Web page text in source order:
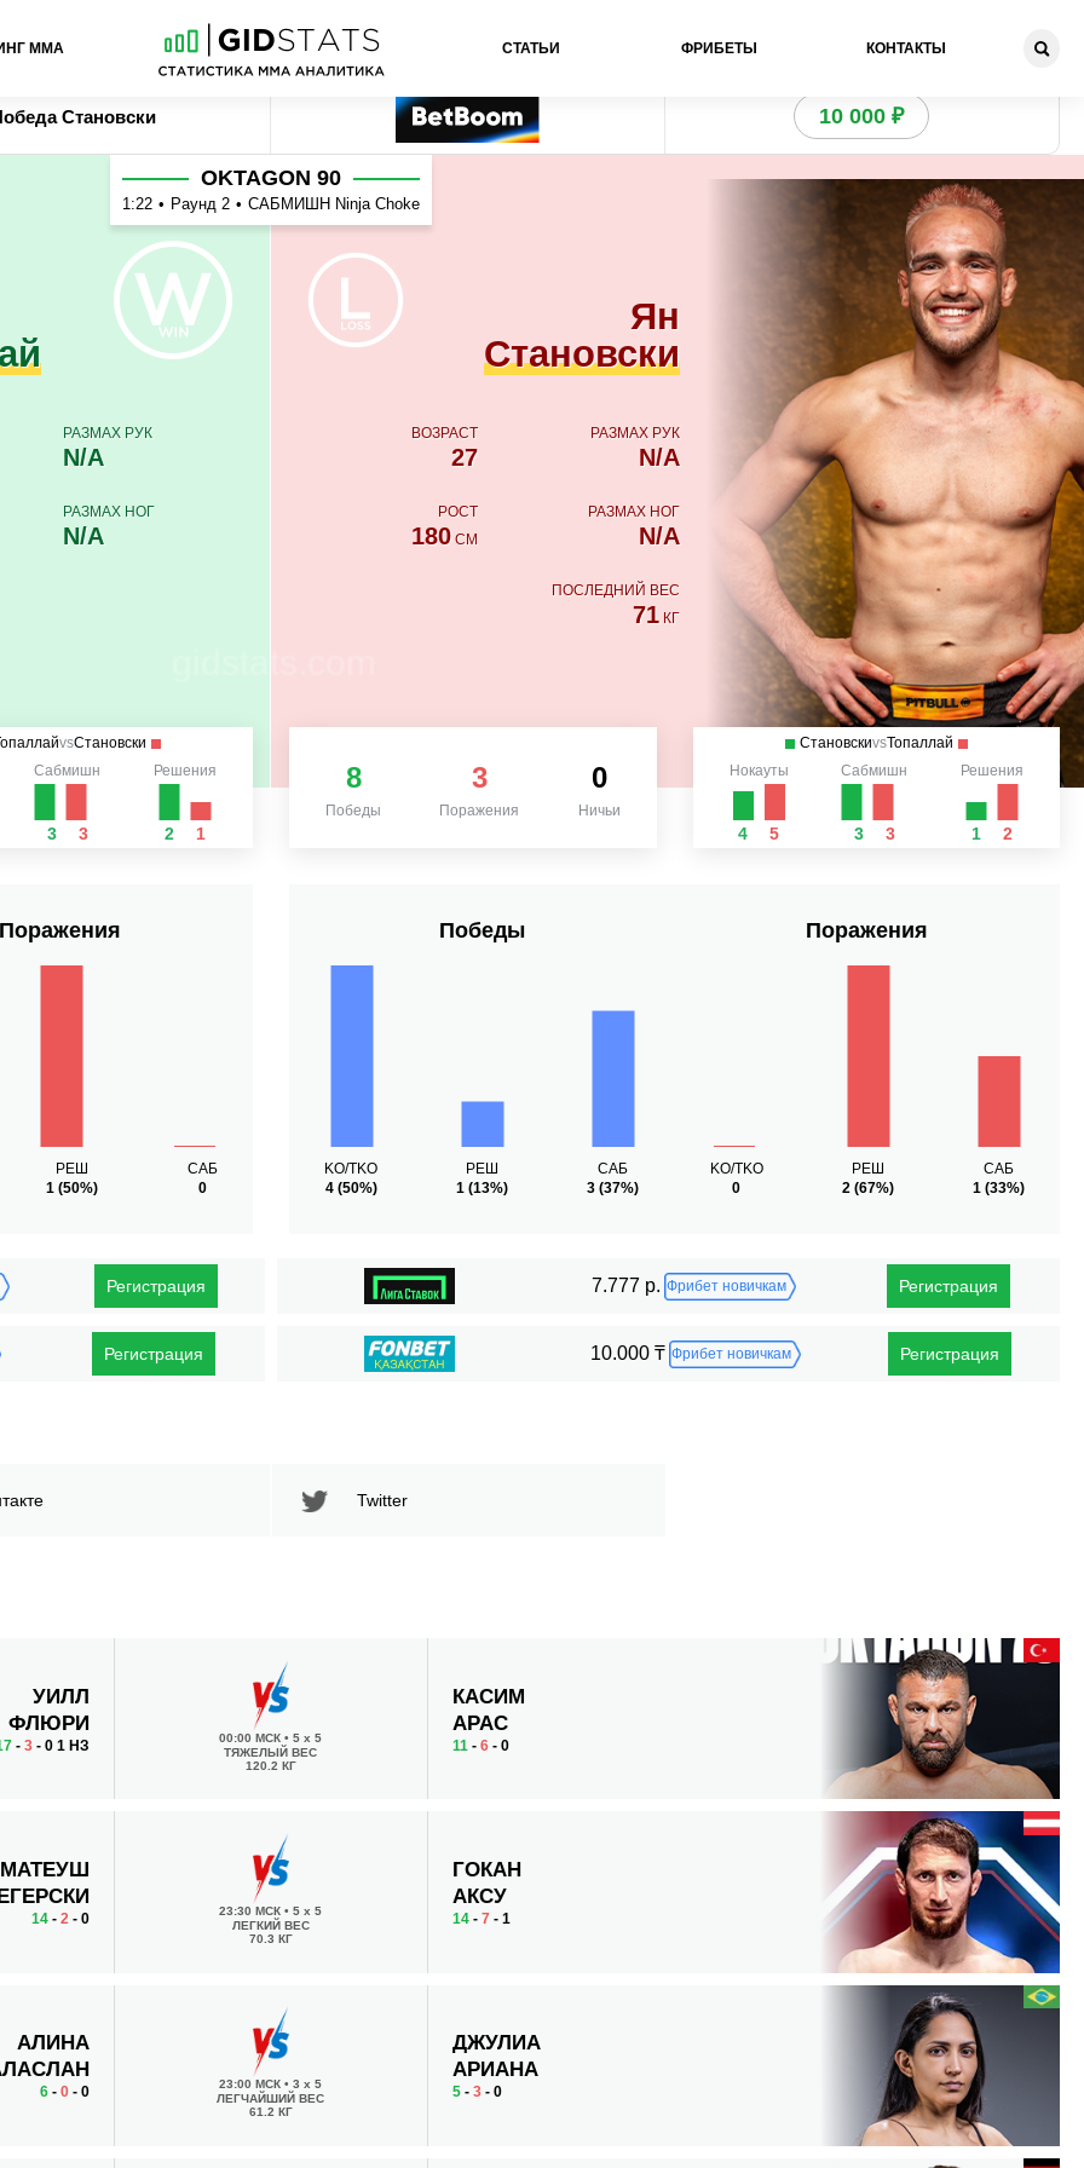
ММА СТАТЬИ ФРИБЕТЫ КОНТАКТЫ
Ставка Букмекер Получи бонус
Становски 10 000 ₽
РАЗМАХ РУК
N/A
РАЗМАХ НОГ
N/A
OKTAGON 90
1:22 • Раунд 2 • САБМИШН Ninja Choke
Ян
Становски
ВОЗРАСТ
27
РАЗМАХ РУК
N/A
РОСТ
180 СМ
РАЗМАХ НОГ
N/A
ПОСЛЕДНИЙ ВЕС
71КГ
vsСтановски
Сабмишн
3 3
Решения
2 1
8
Победы
3
Поражения
0
Ничьи
СтановскиvsТопаллай
Нокауты
4 5
Сабмишн
3 3
Решения
1 2
Поражения
РЕШ
1(50%)
САБ
0
Победы
KO/TKO
4(50%)
РЕШ
1 (13%)
САБ
3 (37%)
Поражения
KO/TKO
0
РЕШ
2(67%)
САБ
1(33%)
Регистрация 7.777 р. Фрибет новичкам Регистрация
Регистрация 10.000 ₸ Фрибет новичкам Регистрация
Twitter
УИЛЛ
ФЛЮРИ
- 3- 0 1 НЗ 00:00 МСК• 5 x 5
ТЯЖЕЛЫЙ ВЕС
120.2 КГ
КАСИМ
АРАС
11 -6 - 0
МАТЕУШ
14- 2- 0 23:30 МСК• 5 x 5
ЛЕГКИЙ ВЕС
70.3 КГ
ГОКАН
АКСУ
14 -7 - 1
АЛИНА
6- 0- 0 23:00 МСК• 3 x 5
ЛЕГЧАЙШИЙ ВЕС
61.2 КГ
ДЖУЛИА
АРИАНА
5 -3 - 0